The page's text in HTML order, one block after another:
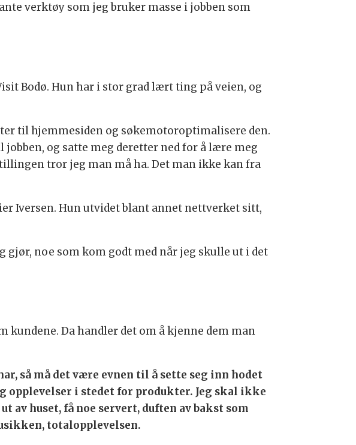
verktøy som jeg bruker masse i jobben som
Bodø. Hun har i stor grad lært ting på veien, og
til hjemmesiden og søkemotoroptimalisere den.
og satte meg deretter ned for å lære meg
tror jeg man må ha. Det man ikke kan fra
Iversen. Hun utvidet blant annet nettverket sitt,
noe som kom godt med når jeg skulle ut i det
kundene. Da handler det om å kjenne dem man
så må det være evnen til å sette seg inn hodet
i stedet for produkter. Jeg skal ikke
av huset, få noe servert, duften av bakst som
totalopplevelsen.